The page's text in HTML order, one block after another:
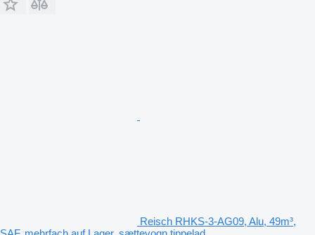
Reisch RHKS-3-AG09, Alu, 49m³,